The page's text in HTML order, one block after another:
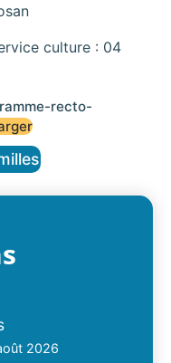
culture : 04
recto-
2026